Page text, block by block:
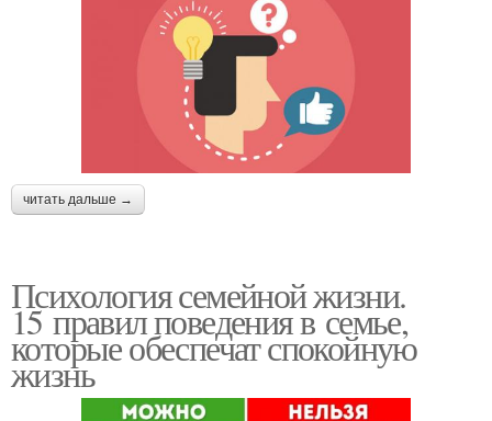
читать дальше →
Психология семейной жизни.
15 правил поведения в семье,
которые обеспечат спокойную
жизнь